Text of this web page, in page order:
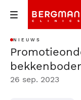
NIEUWS
26 sep. 2023